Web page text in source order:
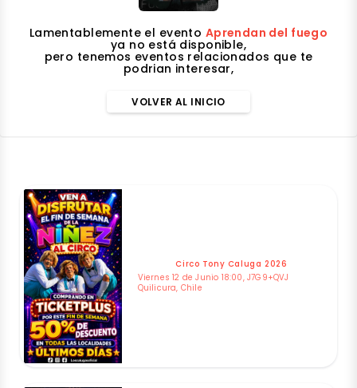
Lamentablemente el evento Aprendan del fuego
ya no está disponible,
pero tenemos eventos relacionados que te
podrian interesar,
VOLVER AL INICIO
Circo Tony Caluga 2026
Viernes 12 de Junio 18:00, J7G9+QVJ
Quilicura, Chile